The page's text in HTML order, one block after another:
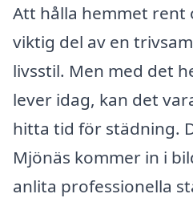
Att hålla hemmet rent
viktig del av en
livsstil. Men med det
lever idag, kan det
hitta tid för städning.
Mjönäs kommer in i
anlita professionella